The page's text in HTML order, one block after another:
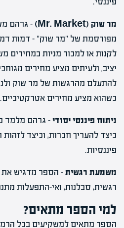
מר שוק (Mr. Market)
– גרהם
מפורסמת של "מר שוק" – דמות
לקנות או למכור מניות במחירים
יציב, ולעיתים מציע מחירים
להתעלם מהרגשות של מר שוק
כשהוא מציע מחירים אטרקטיביים.
ניתוח פיננסי יסודי– גרהם מלמד
כיצד להעריך חברות, וכיצד לזהות
פיננסיות.
משמעת רגשית– הספר מדגיש
רגשית, סבלנות, ואי-התפעלות
למי הספר מתאים?
הספר מתאים למשקיעים בכל